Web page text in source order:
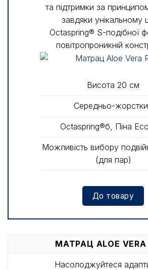
та підтримки за
завдяки унікальному
Octaspring® S-подібної
повітропроникній
Висота 20 см
Середньо-
Octaspring®б, Піна
Можливість вибору
(для пар)
До товару
МАТРАЦ ALOE VERA
Насолоджуйтеся